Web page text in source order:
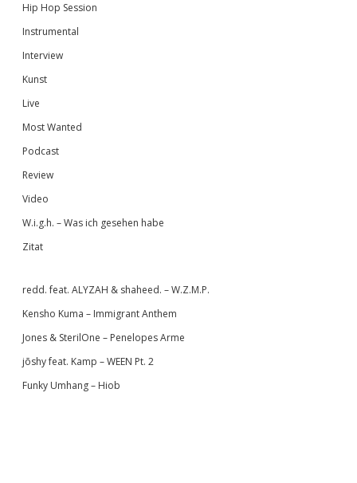
Hip Hop Session
Instrumental
Interview
Kunst
Live
Most Wanted
Podcast
Review
Video
W.i.g.h. – Was ich gesehen habe
Zitat
redd. feat. ALYZAH & shaheed. – W.Z.M.P.
Kensho Kuma – Immigrant Anthem
Jones & SterilOne – Penelopes Arme
jōshy feat. Kamp – WEEN Pt. 2
Funky Umhang – Hiob